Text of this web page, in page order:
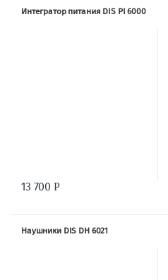
Интегратор питания DIS PI 6000
13 700Р
Наушники DIS DH 6021